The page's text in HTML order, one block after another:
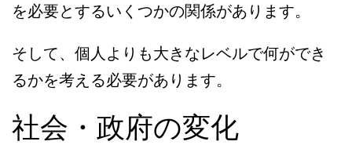
を必要とするいくつかの関係があります。
そして、個人よりも大きなレベルで何ができ
るかを考える必要があります。
社会・政府の変化